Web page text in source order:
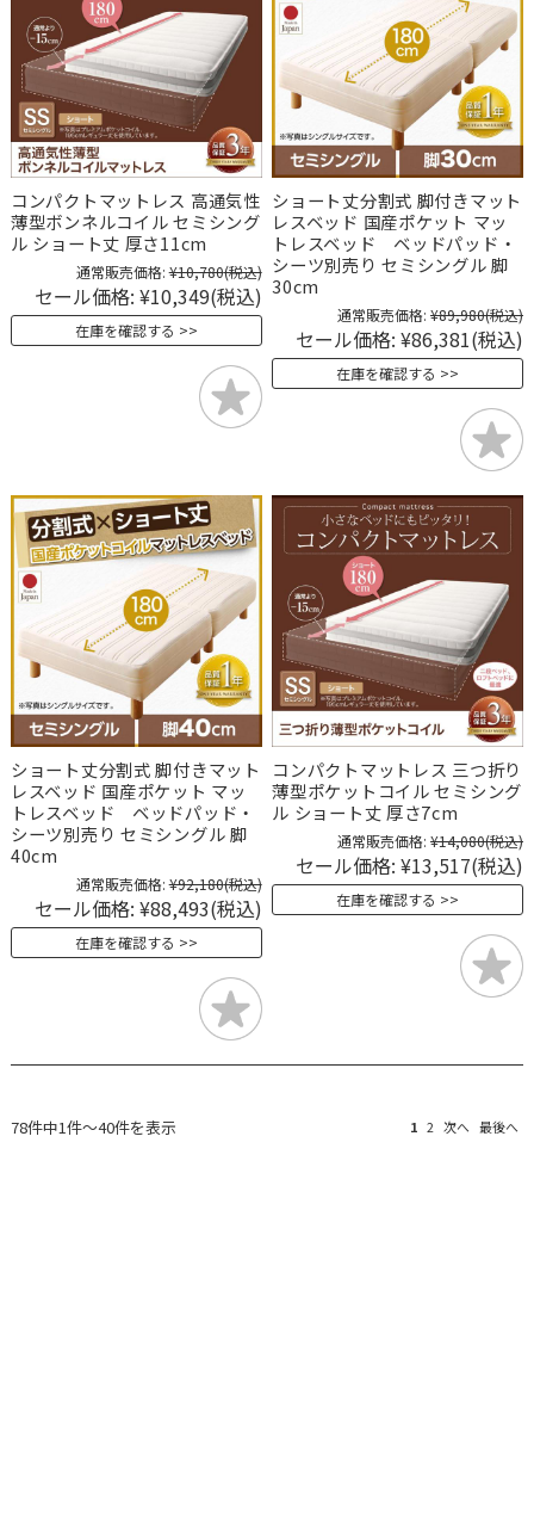
コンパクトマットレス 高通気性
薄型ボンネルコイル セミシング
ル ショート丈 厚さ11cm
通常販売価格: ¥10,780(税込)
セール価格: ¥10,349(税込)
在庫を確認する
ショート丈分割式 脚付きマット
レスベッド 国産ポケット マッ
トレスベッド ベッドパッド・
シーツ別売り セミシングル 脚
30cm
通常販売価格: ¥89,980(税込)
セール価格: ¥86,381(税込)
在庫を確認する
ショート丈分割式 脚付きマット
レスベッド 国産ポケット マッ
トレスベッド ベッドパッド・
シーツ別売り セミシングル 脚
40cm
通常販売価格: ¥92,180(税込)
セール価格: ¥88,493(税込)
在庫を確認する
コンパクトマットレス 三つ折り
薄型ポケットコイル セミシング
ル ショート丈 厚さ7cm
通常販売価格: ¥14,080(税込)
セール価格: ¥13,517(税込)
在庫を確認する
78件中1件～40件を表示 1 2 次へ 最後へ